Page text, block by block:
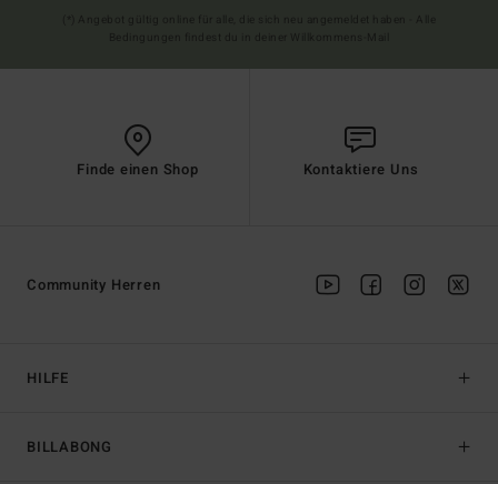
Finde einen Shop Kontaktiere Uns
HILFE
BILLABONG
Community Herren